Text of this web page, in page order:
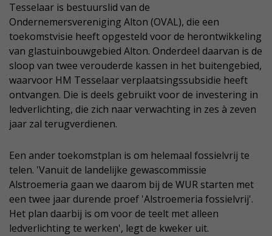
Tesselaar is bestuurslid van de
Ondernemersvereniging Alton (OVAL), die een
toekomstvisie heeft opgesteld voor de herontwikkeling
van glastuinbouwgebied Alton. Onderdeel daarvan is de
sloop van twee verouderde kassen in het buitengebied,
waarvoor HM Tesselaar verplaatsingssubsidie heeft
ontvangen. Die is deels gebruikt voor de investering in
ledverlichting, die zich naar verwachting in zes à zeven
jaar zal terugverdienen.
Een ander toekomstplan is om helemaal fossielvrij te
telen. 'Vanuit de landelijke gewascommissie
Alstroemeria gaan we daarom bij de WUR starten met
een twee jaar durende proef 'Alstroemeria fossielvrij'.
Het plan daarbij is om voor de teelt met alleen
ledverlichting te werken', legt de kweker uit.